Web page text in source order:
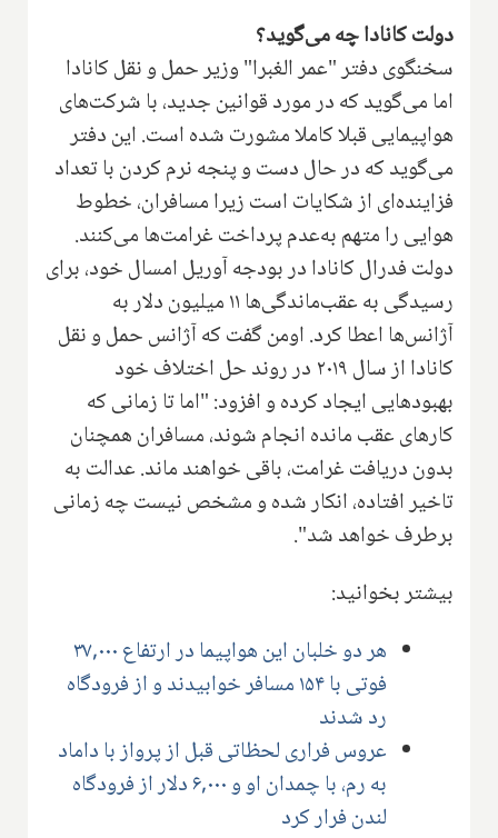
دولت کانادا چه می‌گوید؟
سخنگوی دفتر "عمر الغبرا" وزیر حمل و نقل کانادا
اما می‌گوید که در مورد قوانین جدید، با شرکت‌های
هواپیمایی قبلا کاملا مشورت شده است. این دفتر
می‌گوید که در حال دست و پنجه نرم کردن با تعداد
فزاینده‌ای از شکایات است زیرا مسافران، خطوط
هوایی را متهم به‌عدم پرداخت غرامت‌ها می‌کنند.
دولت فدرال کانادا در بودجه آوریل امسال خود، برای
رسیدگی به عقب‌ماندگی‌ها ۱۱ میلیون دلار به
آژانس‌ها اعطا کرد. اومن گفت که آژانس حمل و نقل
کانادا از سال ۲۰۱۹ در روند حل اختلاف خود
بهبودهایی ایجاد کرده و افزود: "اما تا زمانی که
کارهای عقب مانده انجام شوند، مسافران همچنان
بدون دریافت غرامت، باقی خواهند ماند. عدالت به
تاخیر افتاده، انکار شده و مشخص نیست چه زمانی
برطرف خواهد شد".
بیشتر بخوانید:
هر دو خلبان این هواپیما در ارتفاع ۳۷,۰۰۰
فوتی با ۱۵۴ مسافر خوابیدند و از فرودگاه
رد شدند
عروس فراری لحظاتی قبل از پرواز با داماد
به رم، با چمدان او و ۶,۰۰۰ دلار از فرودگاه
لندن فرار کرد